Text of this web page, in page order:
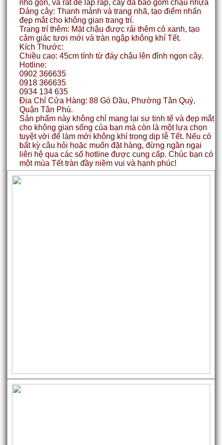
nhỏ gọn, và rất dễ lắp ráp, cây đã bao gồm chậu nhựa
Dáng cây: Thanh mảnh và trang nhã, tạo điểm nhấn
đẹp mắt cho không gian trang trí.
Trang trí thêm: Mặt chậu được rải thêm cỏ xanh, tạo
cảm giác tươi mới và tràn ngập không khí Tết.
Kích Thước:
Chiều cao: 45cm tính từ đáy chậu lên đỉnh ngọn cây.
Hotline:
0902 366635
0918 366635
0934 134 635
Địa Chỉ Cửa Hàng: 88 Gò Dầu, Phường Tân Quý,
Quận Tân Phú.
Sản phẩm này không chỉ mang lại sự tinh tế và đẹp mắt
cho không gian sống của bạn mà còn là một lựa chọn
tuyệt vời để làm mới không khí trong dịp lễ Tết. Nếu có
bất kỳ câu hỏi hoặc muốn đặt hàng, đừng ngần ngại
liên hệ qua các số hotline được cung cấp. Chúc bạn có
một mùa Tết tràn đầy niềm vui và hạnh phúc!